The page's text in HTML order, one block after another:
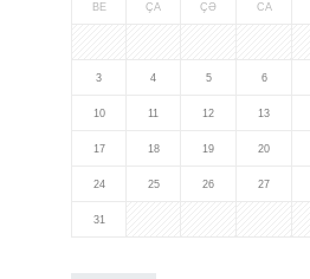
BE ÇA ÇƏ CA
3 4 5 6
10 11 12 13
17 18 19 20
24 25 26 27
31